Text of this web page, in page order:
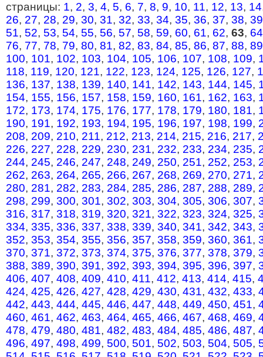
страницы: 1, 2, 3, 4, 5, 6, 7, 8, 9, 10, 11, 12, 13, 14
26, 27, 28, 29, 30, 31, 32, 33, 34, 35, 36, 37, 38, 39
51, 52, 53, 54, 55, 56, 57, 58, 59, 60, 61, 62, 63, 64
76, 77, 78, 79, 80, 81, 82, 83, 84, 85, 86, 87, 88, 89
100, 101, 102, 103, 104, 105, 106, 107, 108, 109,
118, 119, 120, 121, 122, 123, 124, 125, 126, 127,
136, 137, 138, 139, 140, 141, 142, 143, 144, 145,
154, 155, 156, 157, 158, 159, 160, 161, 162, 163,
172, 173, 174, 175, 176, 177, 178, 179, 180, 181,
190, 191, 192, 193, 194, 195, 196, 197, 198, 199,
208, 209, 210, 211, 212, 213, 214, 215, 216, 217,
226, 227, 228, 229, 230, 231, 232, 233, 234, 235,
244, 245, 246, 247, 248, 249, 250, 251, 252, 253,
262, 263, 264, 265, 266, 267, 268, 269, 270, 271,
280, 281, 282, 283, 284, 285, 286, 287, 288, 289,
298, 299, 300, 301, 302, 303, 304, 305, 306, 307,
316, 317, 318, 319, 320, 321, 322, 323, 324, 325,
334, 335, 336, 337, 338, 339, 340, 341, 342, 343,
352, 353, 354, 355, 356, 357, 358, 359, 360, 361,
370, 371, 372, 373, 374, 375, 376, 377, 378, 379,
388, 389, 390, 391, 392, 393, 394, 395, 396, 397,
406, 407, 408, 409, 410, 411, 412, 413, 414, 415,
424, 425, 426, 427, 428, 429, 430, 431, 432, 433,
442, 443, 444, 445, 446, 447, 448, 449, 450, 451,
460, 461, 462, 463, 464, 465, 466, 467, 468, 469,
478, 479, 480, 481, 482, 483, 484, 485, 486, 487,
496, 497, 498, 499, 500, 501, 502, 503, 504, 505,